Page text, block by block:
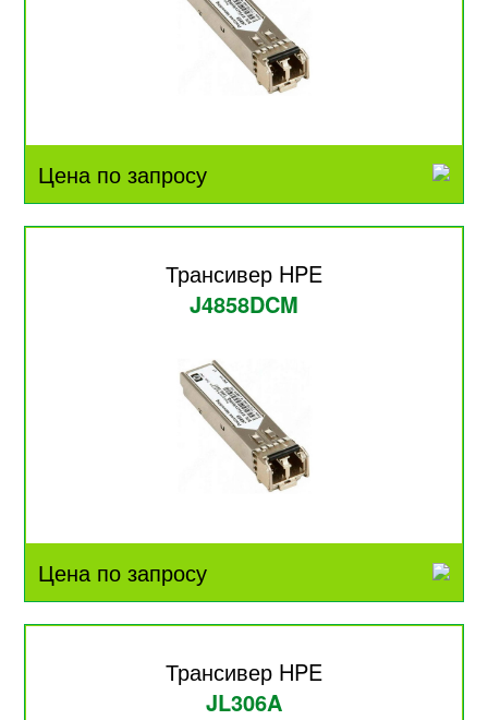
Цена по запросу
Трансивер HPE
J4858DCM
Цена по запросу
Трансивер HPE
JL306A